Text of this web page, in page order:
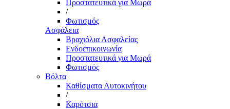
Προστατευτικά για Μωρά
/
Φωτισμός
Ασφάλεια
Βραχιόλια Ασφαλείας
Ενδοεπικοινωνία
Προστατευτικά για Μωρά
Φωτισμός
Βόλτα
Καθίσματα Αυτοκινήτου
/
Καρότσια